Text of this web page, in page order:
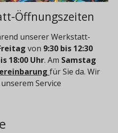
Öffnungszeiten
unserer Werkstatt-
von 9:30 bis 12:30
18:00 Uhr. Am Samstag
für Sie da. Wir
Service